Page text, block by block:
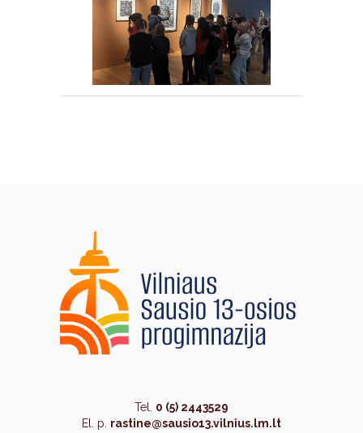
Tel. 0 (5) 2443529
El. p. rastine@sausio13.vilnius.lm.lt